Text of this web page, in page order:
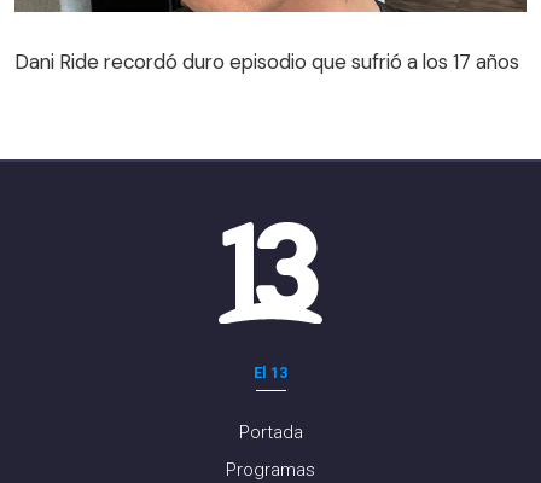
Dani Ride recordó duro episodio que sufrió a los 17 años
El 13
Portada
Programas